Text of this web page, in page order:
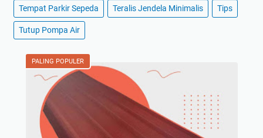
Tempat Parkir Sepeda Teralis Jendela Minimalis Tips
Tutup Pompa Air
PALING POPULER